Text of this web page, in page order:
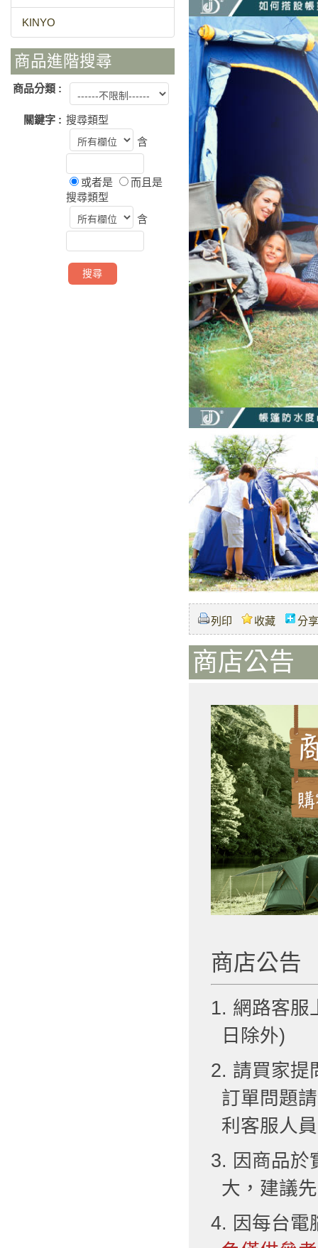
KINYO
商品進階搜尋
商品分類 :
關鍵字 : 搜尋類型
含
或者是
而且是
搜尋類型
含
列印 收藏 分享
商店公告
商店公告
1. 網路客服
日除外)
2. 請買家提
訂單問題
利客服人
3. 因商品於
大，建議
4. 因每台電